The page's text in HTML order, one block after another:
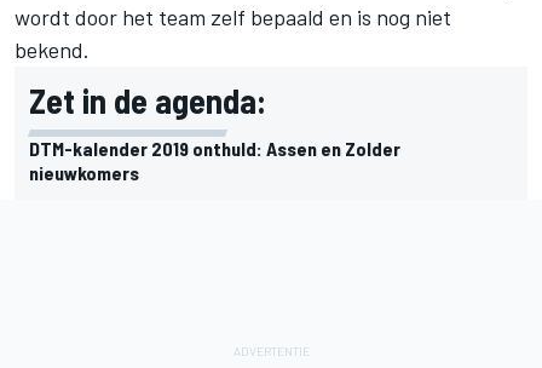
wordt door het team zelf bepaald en is nog niet
bekend.
Zet in de agenda:
DTM-kalender 2019 onthuld: Assen en Zolder
nieuwkomers